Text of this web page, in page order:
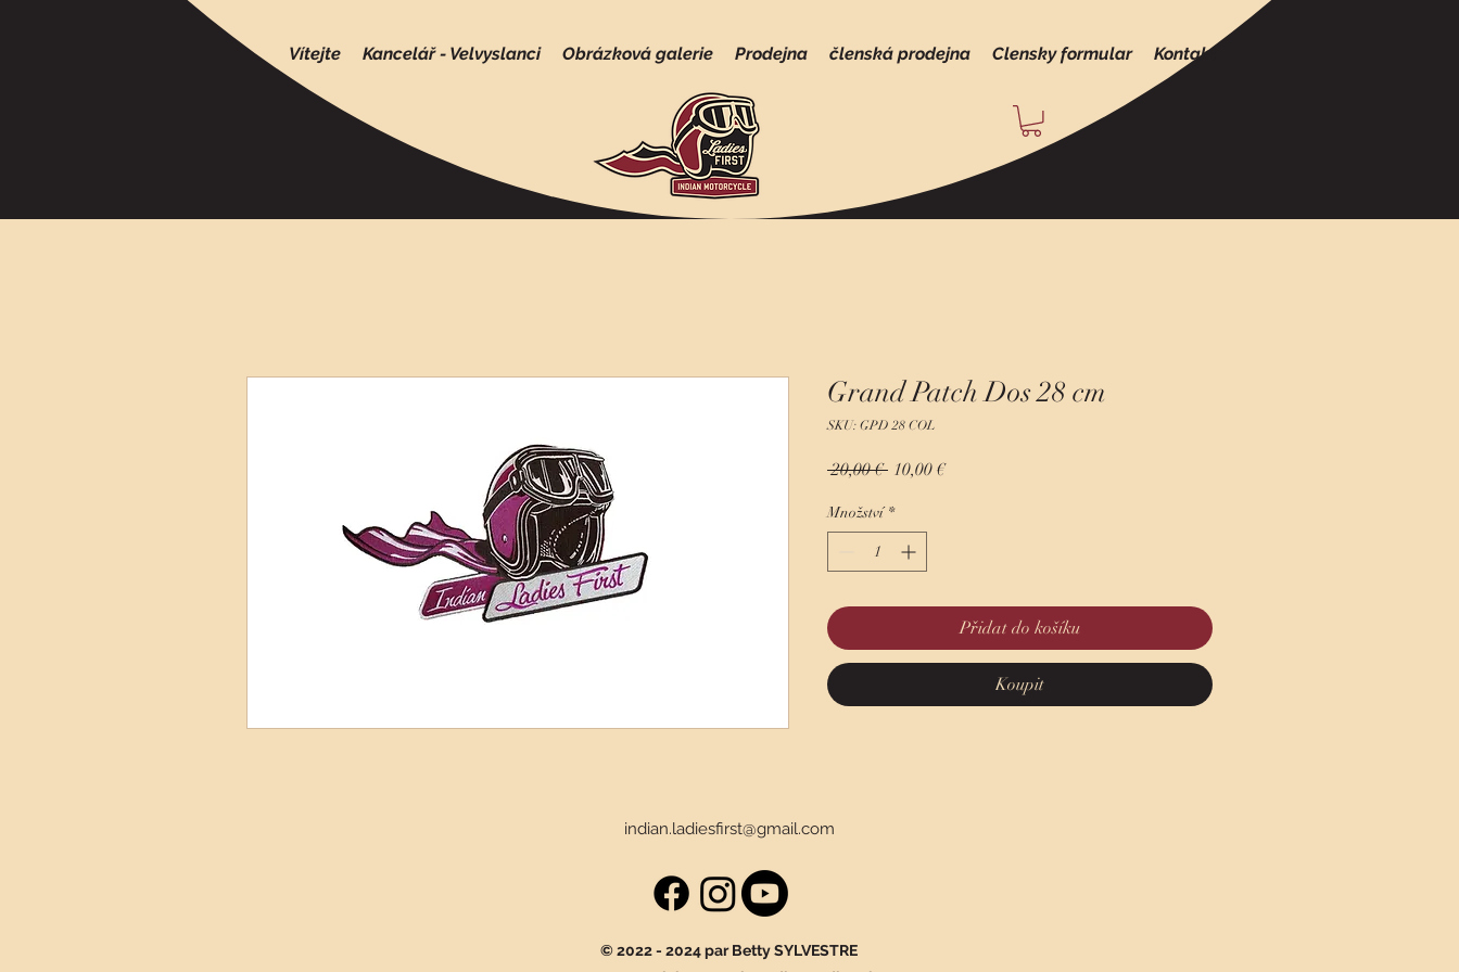
Vítejte Kancelář - Velvyslanci Obrázková galerie Prodejna členská prodejna Clensky formular Kontakt
Grand Patch Dos 28 cm
SKU: GPD 28 COL
20,00 € Běžná
10,00 €Zvýhodněná
Množství *
Přidat do košíku
Koupit
indian.ladiesfirst@gmail.com
© 2022 - 2024 par Betty SYLVESTRE